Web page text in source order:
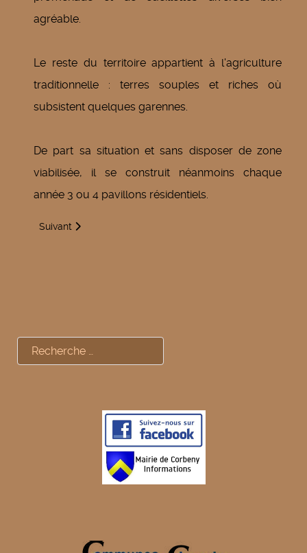
agréable.
Le reste du territoire appartient à l'agriculture
traditionnelle : terres souples et riches où
subsistent quelques garennes.
De part sa situation et sans disposer de zone
viabilisée, il se construit néanmoins chaque
année 3 ou 4 pavillons résidentiels.
Article suivant : Le patrimoine
Suivant
Rechercher